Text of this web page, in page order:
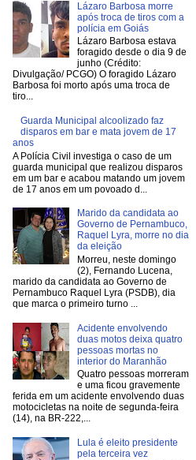
Lázaro Barbosa morre
após troca de tiros com a
polícia em Goiás
Lázaro Barbosa estava
foragido desde o dia 9 de
junho (Crédito:
Divulgação/ PCGO) O foragido Lázaro
Barbosa foi morto após uma troca de
tiro...
Guarda Municipal alcoolizado faz
disparos em bar e mata jovem de 17
anos
A Polícia Civil investiga o caso de um
guarda municipal que realizou disparos
em um bar e acabou matando um jovem
de 17 anos em um povoado d...
Marido da candidata ao
Governo de Pernambuco,
Raquel Lyra, morre no dia
da eleição
Morreu, neste domingo
(2), Fernando Lucena,
marido da candidata ao Governo de
Pernambuco Raquel Lyra (PSDB), dia
que marca o primeiro turno ...
Acidente envolvendo
duas motos deixa quatro
pessoas mortas no
interior do Maranhão
Quatro pessoas morreram
e uma ficou gravemente
ferida em um acidente envolvendo duas
motocicletas na noite de segunda-feira
(14), na BR-222,...
Lula é eleito presidente
pela terceira vez